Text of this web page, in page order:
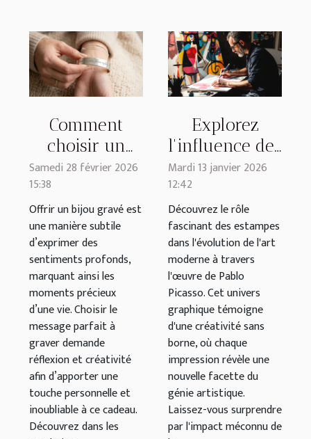
Comment
choisir un
message
parfait pour
un bijou gravé
?
Samedi 28 février 2026
15:38
Offrir un bijou gravé est
une manière subtile
d’exprimer des
sentiments profonds,
marquant ainsi les
moments précieux
d’une vie. Choisir le
message parfait à
graver demande
réflexion et créativité
afin d’apporter une
touche personnelle et
inoubliable à ce cadeau.
Découvrez dans les
Explorez
l'influence des
estampes dans
l'art moderne
par Pablo
Picasso
Mardi 13 janvier 2026
12:42
Découvrez le rôle
fascinant des estampes
dans l'évolution de l'art
moderne à travers
l'œuvre de Pablo
Picasso. Cet univers
graphique témoigne
d'une créativité sans
borne, où chaque
impression révèle une
nouvelle facette du
génie artistique.
Laissez-vous surprendre
par l'impact méconnu de